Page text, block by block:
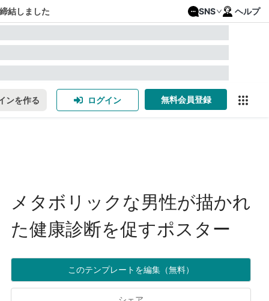
結しました SNS ヘルプ
ンを作る ログイン 無料会員登録
メタボリックな男性が描かれ
た健康診断を促すポスター
このテンプレートを編集（無料）